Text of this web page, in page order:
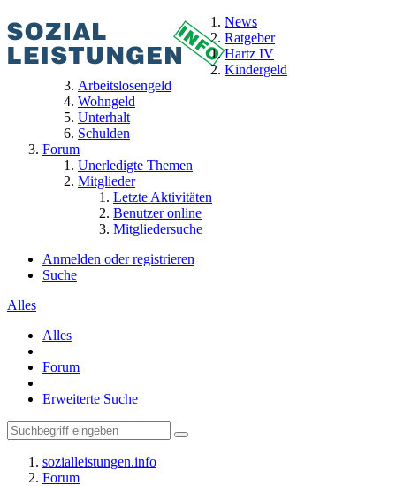
News
Ratgeber
Hartz IV
Kindergeld
Arbeitslosengeld
Wohngeld
Unterhalt
Schulden
Forum
Unerledigte Themen
Mitglieder
Letzte Aktivitäten
Benutzer online
Mitgliedersuche
Anmelden oder registrieren
Suche
Alles
Alles
Forum
Erweiterte Suche
sozialleistungen.info
Forum